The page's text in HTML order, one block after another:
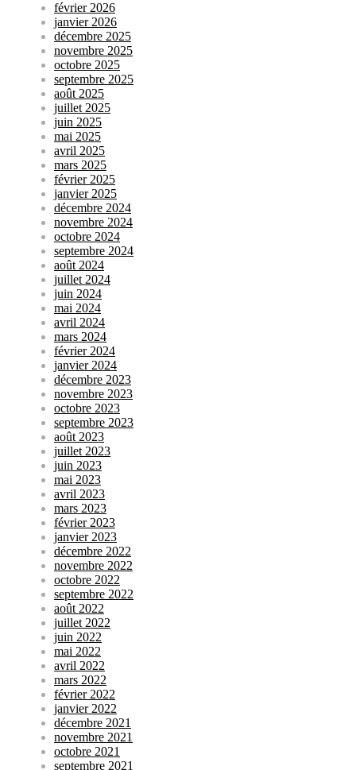
février 2026
janvier 2026
décembre 2025
novembre 2025
octobre 2025
septembre 2025
août 2025
juillet 2025
juin 2025
mai 2025
avril 2025
mars 2025
février 2025
janvier 2025
décembre 2024
novembre 2024
octobre 2024
septembre 2024
août 2024
juillet 2024
juin 2024
mai 2024
avril 2024
mars 2024
février 2024
janvier 2024
décembre 2023
novembre 2023
octobre 2023
septembre 2023
août 2023
juillet 2023
juin 2023
mai 2023
avril 2023
mars 2023
février 2023
janvier 2023
décembre 2022
novembre 2022
octobre 2022
septembre 2022
août 2022
juillet 2022
juin 2022
mai 2022
avril 2022
mars 2022
février 2022
janvier 2022
décembre 2021
novembre 2021
octobre 2021
septembre 2021